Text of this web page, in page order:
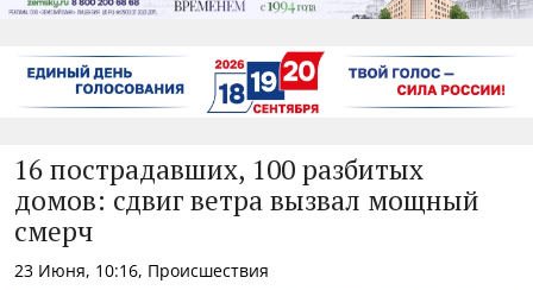
16 пострадавших, 100 разбитых
домов: сдвиг ветра вызвал мощный
смерч
23 Июня, 10:16, Происшествия